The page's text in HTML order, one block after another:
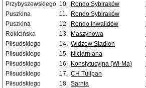
Przybyszewskiego 10. Rondo Sybiraków
Puszkina
11. Rondo Sybiraków
Puszkina
12. Rondo Inwalidów
Rokicińska
13. Maszynowa
Piłsudskiego
14. Widzew Stadion
Piłsudskiego
15. Niciarniana
Piłsudskiego
16. Konstytucyjna (Wi-Ma)
Piłsudskiego
17. CH Tulipan
Piłsudskiego
18. Sarnia